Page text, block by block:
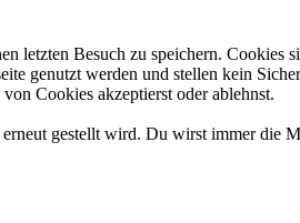
letzten Besuch zu speichern. Cookies
genutzt werden und stellen kein
Cookies akzeptierst oder ablehnst.
gestellt wird. Du wirst immer die